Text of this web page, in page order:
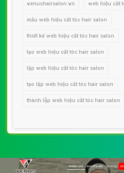
venushairsalon.vn web hiệu cắt
mẫu web hiệu cắt tóc hair salon
thiết kế web hiệu cắt tóc hair salon
tạo web hiệu cắt tóc hair salon
lập web hiệu cắt tóc hair salon
tạo lập web hiệu cắt tóc hair salon
thành lập web hiệu cắt tóc hair salon